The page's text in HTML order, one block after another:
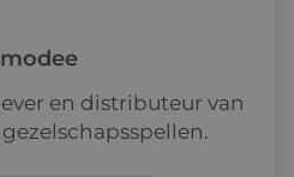
en distributeur van